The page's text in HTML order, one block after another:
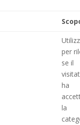
per
se il
ha
la